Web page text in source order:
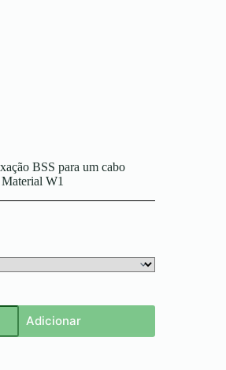
BSS para um cabo
W1
Adicionar